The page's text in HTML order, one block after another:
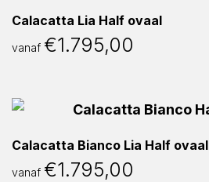
Calacatta Lia Half ovaal
vanaf €1.795,00
Calacatta Bianco Lia Half ovaal
vanaf €1.795,00